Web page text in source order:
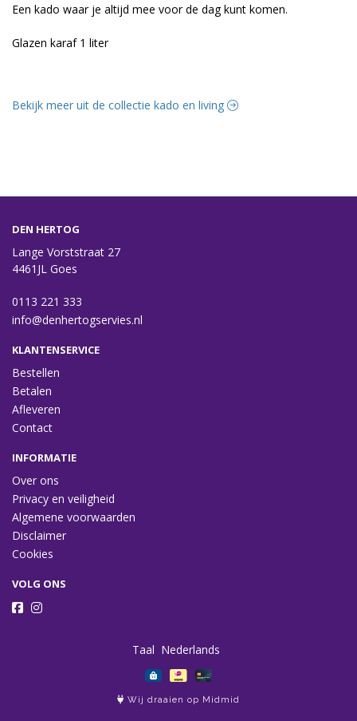
Een kado waar je altijd mee voor de dag kunt komen.
Glazen karaf 1 liter
Bekijk meer uit de collectie kado en living
DEN HERTOG
Lange Vorststraat 27
4461JL Goes
0113 221 333
info@denhertogservies.nl
KLANTENSERVICE
Bestellen
Betalen
Afleveren
Contact
INFORMATIE
Over ons
Privacy en veiligheid
Algemene voorwaarden
Disclaimer
Cookies
VOLG ONS
Taal
Wij draaien op Midmid